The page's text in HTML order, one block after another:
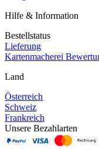
Hilfe & Information
Bestellstatus
Lieferung
Kartenmacherei
Land
Österreich
Schweiz
Frankreich
Unsere Bezahlarten